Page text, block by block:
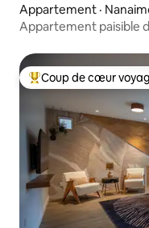
Appartement ·
Appartement paisible
Coup de cœur
Coup de cœur